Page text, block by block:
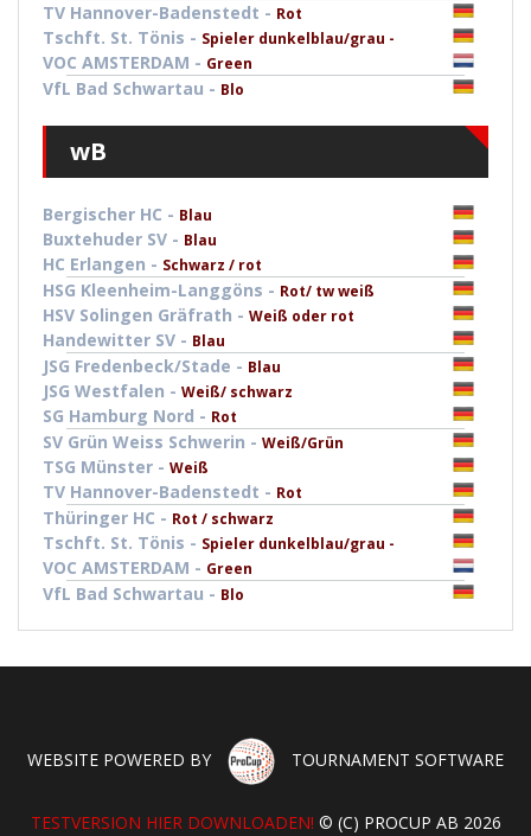
TV Hannover-Badenstedt - Rot
Tschft. St. Tönis - Spieler dunkelblau/grau -
VOC AMSTERDAM - Green
VfL Bad Schwartau - Blo
wB
Bergischer HC - Blau
Buxtehuder SV - Blau
HC Erlangen - Schwarz / rot
HSG Kleenheim-Langgöns - Rot/ tw weiß
HSV Solingen Gräfrath - Weiß oder rot
Handewitter SV - Blau
JSG Fredenbeck/Stade - Blau
JSG Westfalen - Weiß/ schwarz
SG Hamburg Nord - Rot
SV Grün Weiss Schwerin - Weiß/Grün
TSG Münster - Weiß
TV Hannover-Badenstedt - Rot
Thüringer HC - Rot / schwarz
Tschft. St. Tönis - Spieler dunkelblau/grau -
VOC AMSTERDAM - Green
VfL Bad Schwartau - Blo
WEBSITE POWERED BY TOURNAMENT SOFTWARE
TESTVERSION HIER DOWNLOADEN! © (C) PROCUP AB 2026